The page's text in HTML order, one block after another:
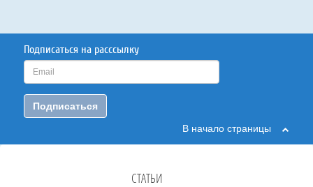
Подписаться на расссылку
Подписаться
В начало страницы
СТАТЬИ